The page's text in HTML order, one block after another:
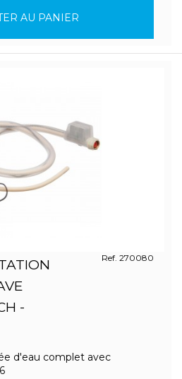
AU PANIER
-
Ref. 270080
d'eau complet avec